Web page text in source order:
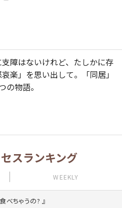
支障はないけれど、たしかに存
楽」を思い出して。「同居」
の物語。
スランキング
WEEKLY
べちゃうの?